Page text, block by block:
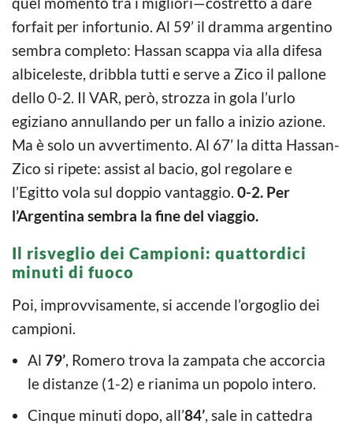
forfait per infortunio. Al 59’ il dramma argentino
sembra completo: Hassan scappa via alla difesa
albiceleste, dribbla tutti e serve a Zico il pallone
dello 0-2. Il VAR, però, strozza in gola l’urlo
egiziano annullando per un fallo a inizio azione.
Ma è solo un avvertimento. Al 67’ la ditta Hassan-
Zico si ripete: assist al bacio, gol regolare e
l’Egitto vola sul doppio vantaggio. 0-2. Per
l’Argentina sembra la fine del viaggio.
Il risveglio dei Campioni: quattordici
minuti di fuoco
Poi, improvvisamente, si accende l’orgoglio dei
campioni.
Al 79’ , Romero trova la zampata che accorcia
le distanze (1-2) e rianima un popolo intero.
Cinque minuti dopo, all’84’ , sale in cattedra